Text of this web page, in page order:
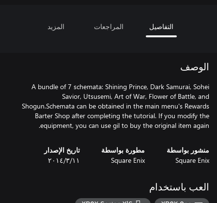
التفاصيل المراجعات المزيد
الوصف
A bundle of 7 schemata: Shining Prince, Dark Samurai, Sohei
Savior, Utsusemi, Art of War, Flower of Battle, and
Shogun.Schemata can be obtained in the main menu's Rewards
Barter Shop after completing the tutorial. If you modify the
equipment, you can use gil to buy the original item again.
منشور بواسطة
Square Enix
مطورة بواسطة
Square Enix
تاريخ الإصدار
١١‏/٣‏/٢٠١٤
العب باستخدام